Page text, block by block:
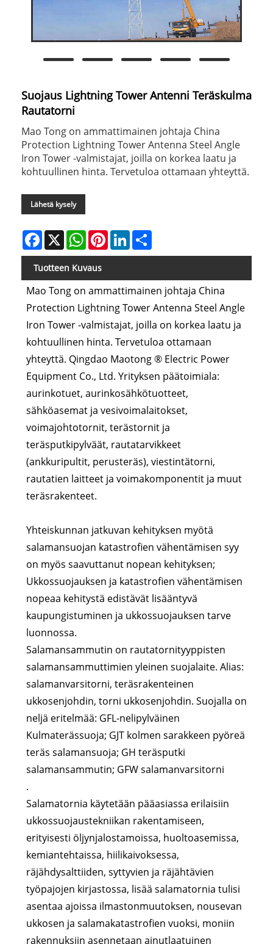
Suojaus Lightning Tower Antenni Teräskulma
Rautatorni
Mao Tong on ammattimainen johtaja China
Protection Lightning Tower Antenna Steel Angle
Iron Tower -valmistajat, joilla on korkea laatu ja
kohtuullinen hinta. Tervetuloa ottamaan yhteyttä.
Lähetä kysely
Facebook
X WhatsAppPinterestLinkedIn
Tuotteen Kuvaus
Mao Tong on ammattimainen johtaja China
Protection Lightning Tower Antenna Steel Angle
Iron Tower -valmistajat, joilla on korkea laatu ja
kohtuullinen hinta. Tervetuloa ottamaan
yhteyttä. Qingdao Maotong ® Electric Power
Equipment Co., Ltd. Yrityksen päätoimiala:
aurinkotuet, aurinkosähkötuotteet,
sähköasemat ja vesivoimalaitokset,
voimajohtotornit, terästornit ja
teräsputkipylväät, rautatarvikkeet
(ankkuripultit, perusteräs), viestintätorni,
rautatien laitteet ja voimakomponentit ja muut
teräsrakenteet.
Yhteiskunnan jatkuvan kehityksen myötä
salamansuojan katastrofien vähentämisen syy
on myös saavuttanut nopean kehityksen;
Ukkossuojauksen ja katastrofien vähentämisen
nopeaa kehitystä edistävät lisääntyvä
kaupungistuminen ja ukkossuojauksen tarve
luonnossa.
Salamansammutin on rautatornityyppisten
salamansammuttimien yleinen suojalaite. Alias:
salamanvarsitorni, teräsrakenteinen
ukkosenjohdin, torni ukkosenjohdin. Suojalla on
neljä eritelmää: GFL-nelipylväinen
Kulmaterässuoja; GJT kolmen sarakkeen pyöreä
teräs salamansuoja; GH teräsputki
salamansammutin; GFW salamanvarsitorni
.
Salamatornia käytetään pääasiassa erilaisiin
ukkossuojaustekniikan rakentamiseen,
erityisesti öljynjalostamoissa, huoltoasemissa,
kemiantehtaissa, hiilikaivoksessa,
räjähdysalttiiden, syttyvien ja räjähtävien
työpajojen kirjastossa, lisää salamatornia tulisi
asentaa ajoissa ilmastonmuutoksen, nousevan
ukkosen ja salamakatastrofien vuoksi, moniin
rakennuksiin asennetaan ainutlaatuinen